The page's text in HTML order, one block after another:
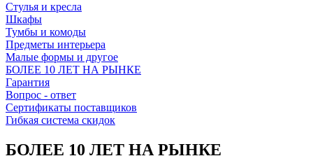
Стулья и кресла
Шкафы
Тумбы и комоды
Предметы интерьера
Малые формы и другое
БОЛЕЕ 10 ЛЕТ НА РЫНКЕ
Гарантия
Вопрос - ответ
Сертификаты поставщиков
Гибкая система скидок
БОЛЕЕ 10 ЛЕТ НА РЫНКЕ